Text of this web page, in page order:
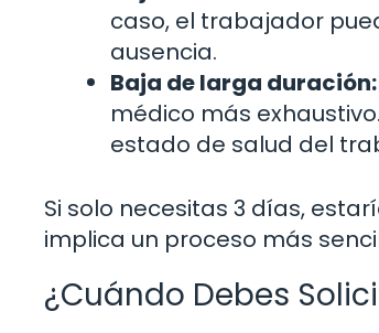
caso, el trabajador
ausencia.
Baja de larga duración:
médico más
estado de salud del
Si solo necesitas 3 días,
implica un proceso más
¿Cuándo Debes